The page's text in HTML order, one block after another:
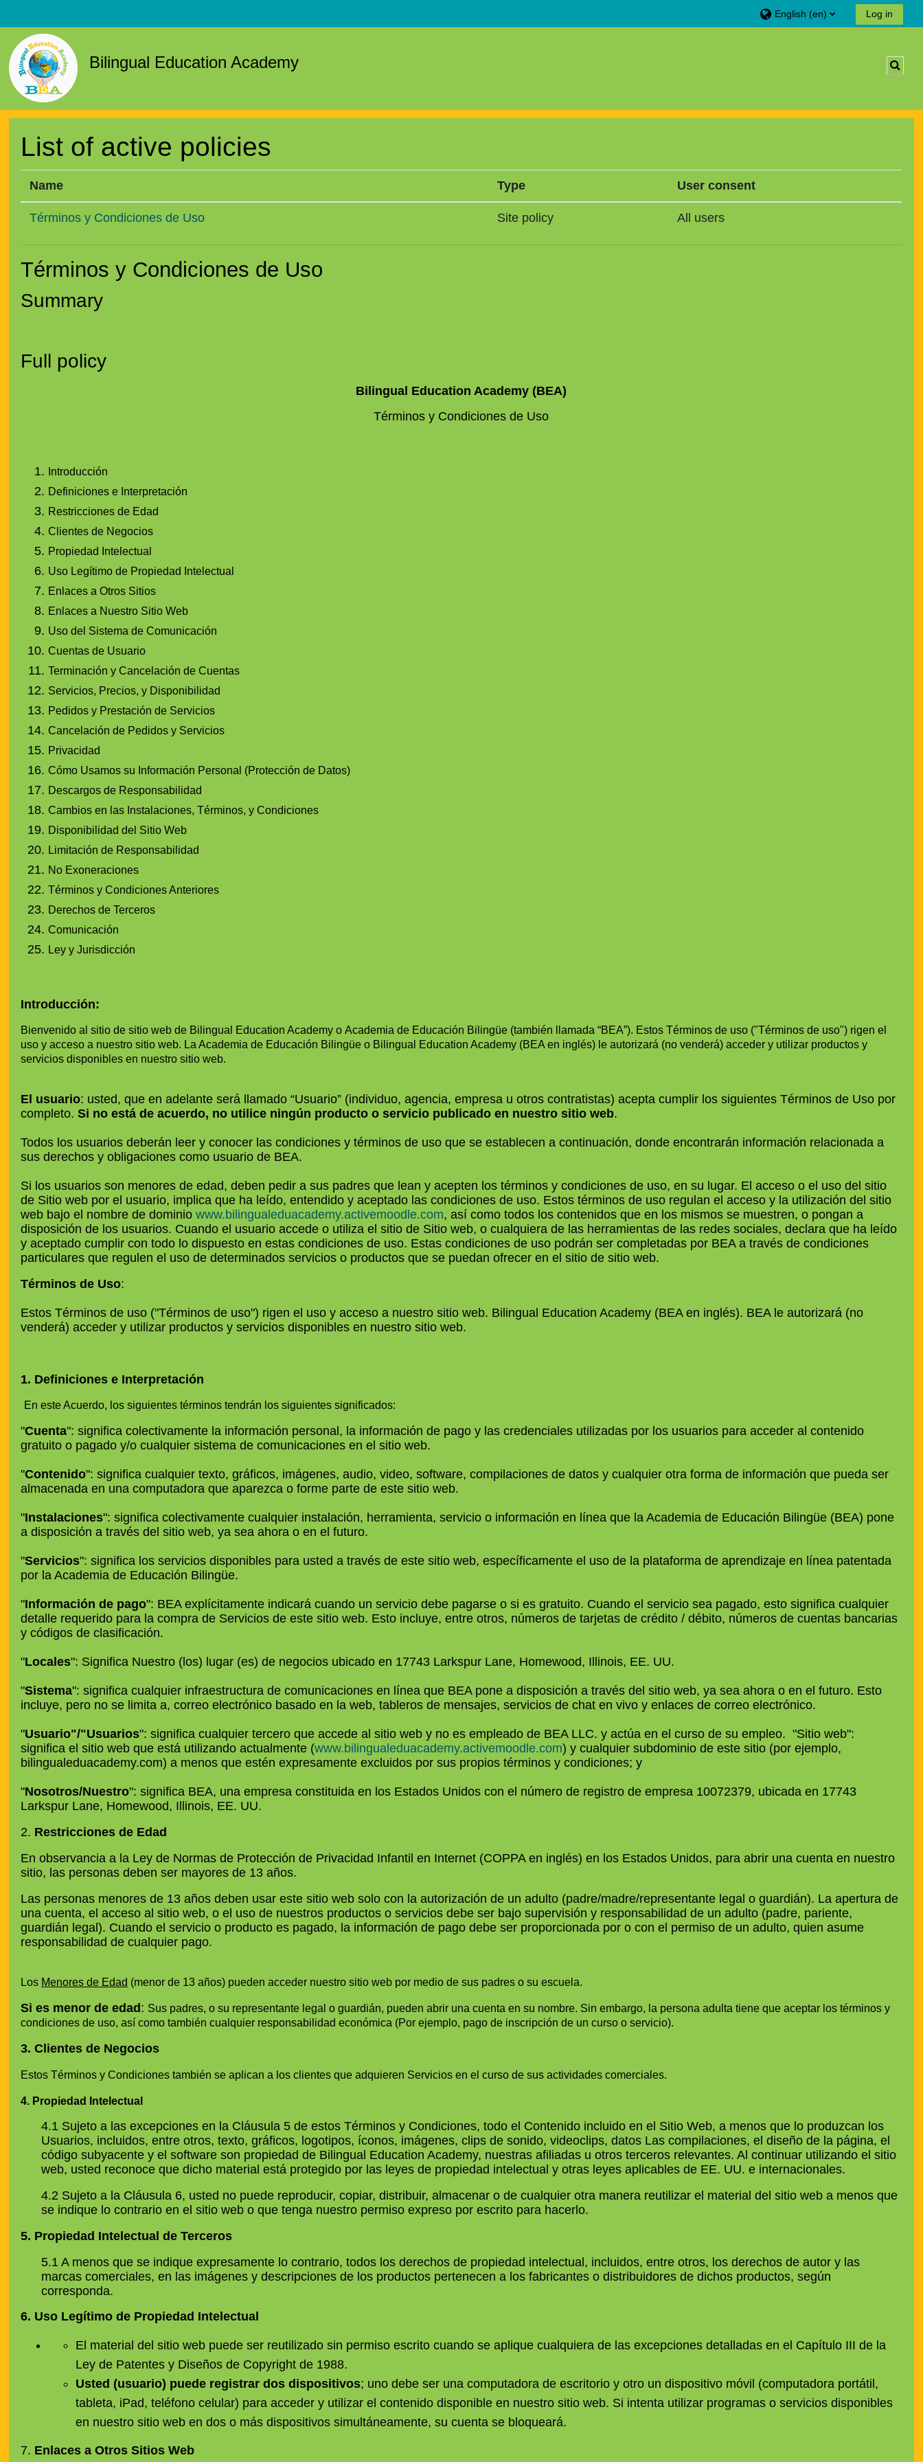
English ‎(en)‎ Log in
Bilingual Education Academy
List of active policies
Name Type User consent
Términos y Condiciones de Uso Site policy All users
Términos y Condiciones de Uso
Summary
Full policy
Bilingual Education Academy (BEA)
Términos y Condiciones de Uso
Introducción
Definiciones e Interpretación
Restricciones de Edad
Clientes de Negocios
Propiedad Intelectual
Uso Legítimo de Propiedad Intelectual
Enlaces a Otros Sitios
Enlaces a Nuestro Sitio Web
Uso del Sistema de Comunicación
Cuentas de Usuario
Terminación y Cancelación de Cuentas
Servicios, Precios, y Disponibilidad
Pedidos y Prestación de Servicios
Cancelación de Pedidos y Servicios
Privacidad
Cómo Usamos su Información Personal (Protección de Datos)
Descargos de Responsabilidad
Cambios en las Instalaciones, Términos, y Condiciones
Disponibilidad del Sitio Web
Limitación de Responsabilidad
No Exoneraciones
Términos y Condiciones Anteriores
Derechos de Terceros
Comunicación
Ley y Jurisdicción
Introducción:
Bienvenido al sitio de sitio web de Bilingual Education Academy o Academia de Educación Bilingüe (también llamada “BEA”). Estos Términos de uso ("Términos de uso") rigen el
uso y acceso a nuestro sitio web. La Academia de Educación Bilingüe o Bilingual Education Academy (BEA en inglés) le autorizará (no venderá) acceder y utilizar productos y
servicios disponibles en nuestro sitio web.
El usuario: usted, que en adelante será llamado “Usuario” (individuo, agencia, empresa u otros contratistas) acepta cumplir los siguientes Términos de Uso por
completo.Si no está de acuerdo, no utilice ningún producto o servicio publicado en nuestro sitio web.
Todos los usuarios deberán leer y conocer las condiciones y términos de uso que se establecen a continuación, donde encontrarán información relacionada a
sus derechos y obligaciones como usuario de BEA.
Si los usuarios son menores de edad, deben pedir a sus padres que lean y acepten los términos y condiciones de uso, en su lugar. El acceso o el uso del sitio
de Sitio web por el usuario, implica que ha leído, entendido y aceptado las condiciones de uso. Estos términos de uso regulan el acceso y la utilización del sitio
web bajo el nombre de dominiowww.bilingualeduacademy.activemoodle.com, así como todos los contenidos que en los mismos se muestren, o pongan a
disposición de los usuarios. Cuando el usuario accede o utiliza el sitio de Sitio web, o cualquiera de las herramientas de las redes sociales, declara que ha leído
y aceptado cumplir con todo lo dispuesto en estas condiciones de uso. Estas condiciones de uso podrán ser completadas por BEA a través de condiciones
particulares que regulen el uso de determinados servicios o productos que se puedan ofrecer en el sitio de sitio web.
Términos de Uso:
Estos Términos de uso ("Términos de uso") rigen el uso y acceso a nuestro sitio web. Bilingual Education Academy (BEA en inglés). BEA le autorizará (no
venderá) acceder y utilizar productos y servicios disponibles en nuestro sitio web.
1. Definiciones e Interpretación
En este Acuerdo, los siguientes términos tendrán los siguientes significados:
"Cuenta": significa colectivamente la información personal, la información de pago y las credenciales utilizadas por los usuarios para acceder al contenido
gratuito o pagado y/o cualquier sistema de comunicaciones en el sitio web.
"Contenido": significa cualquier texto, gráficos, imágenes, audio, video, software, compilaciones de datos y cualquier otra forma de información que pueda ser
almacenada en una computadora que aparezca o forme parte de este sitio web.
"Instalaciones": significa colectivamente cualquier instalación, herramienta, servicio o información en línea que la Academia de Educación Bilingüe (BEA) pone
a disposición a través del sitio web, ya sea ahora o en el futuro.
"Servicios": significa los servicios disponibles para usted a través de este sitio web, específicamente el uso de la plataforma de aprendizaje en línea patentada
por la Academia de Educación Bilingüe.
"Información de pago": BEA explícitamente indicará cuando un servicio debe pagarse o si es gratuito. Cuando el servicio sea pagado, esto significa cualquier
detalle requerido para la compra de Servicios de este sitio web. Esto incluye, entre otros, números de tarjetas de crédito / débito, números de cuentas bancarias
y códigos de clasificación.
"Locales": Significa Nuestro (los) lugar (es) de negocios ubicado en 17743 Larkspur Lane, Homewood, Illinois, EE. UU.
"Sistema": significa cualquier infraestructura de comunicaciones en línea que BEA pone a disposición a través del sitio web, ya sea ahora o en el futuro. Esto
incluye, pero no se limita a, correo electrónico basado en la web, tableros de mensajes, servicios de chat en vivo y enlaces de correo electrónico.
"Usuario"/"Usuarios": significa cualquier tercero que accede al sitio web y no es empleado de BEA LLC. y actúa en el curso de su empleo. "Sitio web":
significa el sitio web que está utilizando actualmente (www.bilingualeduacademy.activemoodle.com) y cualquier subdominio de este sitio (por ejemplo,
bilingualeduacademy.com) a menos que estén expresamente excluidos por sus propios términos y condiciones; y
"Nosotros/Nuestro": significa BEA, una empresa constituida en los Estados Unidos con el número de registro de empresa 10072379, ubicada en 17743
Larkspur Lane, Homewood, Illinois, EE. UU.
2. Restricciones de Edad
En observancia a la Ley de Normas de Protección de Privacidad Infantil en Internet (COPPA en inglés) en los Estados Unidos, para abrir una cuenta en nuestro
sitio, las personas deben ser mayores de 13 años.
Las personas menores de 13 años deben usar este sitio web solo con la autorización de un adulto (padre/madre/representante legal o guardián). La apertura de
una cuenta, el acceso al sitio web, o el uso de nuestros productos o servicios debe ser bajo supervisión y responsabilidad de un adulto (padre, pariente,
guardián legal). Cuando el servicio o producto es pagado, la información de pago debe ser proporcionada por o con el permiso de un adulto, quien asume
responsabilidad de cualquier pago.
Los Menores de Edad (menor de 13 años) pueden acceder nuestro sitio web por medio de sus padres o su escuela.
Si es menor de edad : Sus padres, o su representante legal o guardián, pueden abrir una cuenta en su nombre. Sin embargo, la persona adulta tiene que aceptar los términos y
condiciones de uso, así como también cualquier responsabilidad económica (Por ejemplo, pago de inscripción de un curso o servicio).
3.Clientes de Negocios
Estos Términos y Condiciones también se aplican a los clientes que adquieren Servicios en el curso de sus actividades comerciales.
4. Propiedad Intelectual
4.1 Sujeto a las excepciones en la Cláusula 5 de estos Términos y Condiciones, todo el Contenido incluido en el Sitio Web, a menos que lo produzcan los
Usuarios, incluidos, entre otros, texto, gráficos, logotipos, íconos, imágenes, clips de sonido, videoclips, datos Las compilaciones, el diseño de la página, el
código subyacente y el software son propiedad de Bilingual Education Academy, nuestras afiliadas u otros terceros relevantes. Al continuar utilizando el sitio
web, usted reconoce que dicho material está protegido por las leyes de propiedad intelectual y otras leyes aplicables de EE. UU. e internacionales.
4.2 Sujeto a la Cláusula 6, usted no puede reproducir, copiar, distribuir, almacenar o de cualquier otra manera reutilizar el material del sitio web a menos que
se indique lo contrario en el sitio web o que tenga nuestro permiso expreso por escrito para hacerlo.
5. Propiedad Intelectual de Terceros
5.1 A menos que se indique expresamente lo contrario, todos los derechos de propiedad intelectual, incluidos, entre otros, los derechos de autor y las
marcas comerciales, en las imágenes y descripciones de los productos pertenecen a los fabricantes o distribuidores de dichos productos, según
corresponda.
6. Uso Legítimo de Propiedad Intelectual
El material del sitio web puede ser reutilizado sin permiso escrito cuando se aplique cualquiera de las excepciones detalladas en el Capítulo III de la
Ley de Patentes y Diseños de Copyright de 1988.
Usted (usuario) puede registrar dos dispositivos; uno debe ser una computadora de escritorio y otro un dispositivo móvil (computadora portátil,
tableta, iPad, teléfono celular) para acceder y utilizar el contenido disponible en nuestro sitio web. Si intenta utilizar programas o servicios disponibles
en nuestro sitio web en dos o más dispositivos simultáneamente, su cuenta se bloqueará.
7. Enlaces a Otros Sitios Web